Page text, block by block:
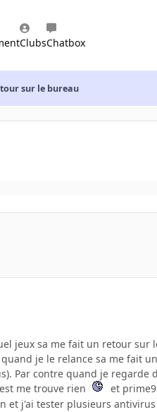
ClubsChatbox
sur le bureau
jeux sa me fait un retour sur
je le relance sa me fait
Par contre quand je
me trouve rien
et
et j'ai tester plusieurs